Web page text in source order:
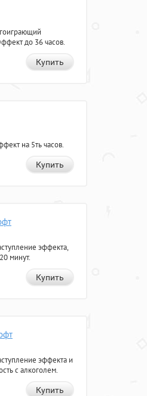
до 36 часов.
Купить
на 5ть часов.
Купить
эффекта,
минут.
Купить
эффекта и
с алкоголем.
Купить